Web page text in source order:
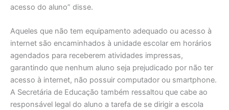
acesso do aluno” disse.
Aqueles que não tem equipamento adequado ou acesso à
internet são encaminhados à unidade escolar em horários
agendados para receberem atividades impressas,
garantindo que nenhum aluno seja prejudicado por não ter
acesso à internet, não possuir computador ou smartphone.
A Secretária de Educação também ressaltou que cabe ao
responsável legal do aluno a tarefa de se dirigir a escola